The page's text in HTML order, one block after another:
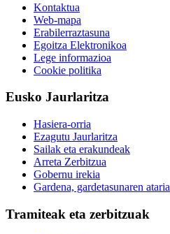
Kontaktua
Web-mapa
Erabilerraztasuna
Egoitza Elektronikoa
Lege informazioa
Cookie politika
Eusko Jaurlaritza
Hasiera-orria
Ezagutu Jaurlaritza
Sailak eta erakundeak
Arreta Zerbitzua
Gobernu irekia
Gardena, gardetasunaren ataria
Tramiteak eta zerbitzuak